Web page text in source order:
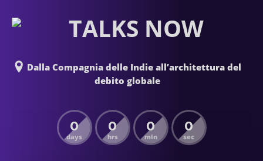
Dalla Compagnia delle Indie all’architettura del
debito globale
0
days
0
hrs
0
min
0
sec